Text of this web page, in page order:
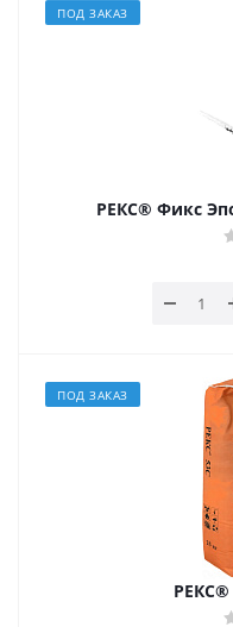
ПОД ЗАКАЗ
РЕКС® Фикс
ПОД ЗАКАЗ
РЕКС®